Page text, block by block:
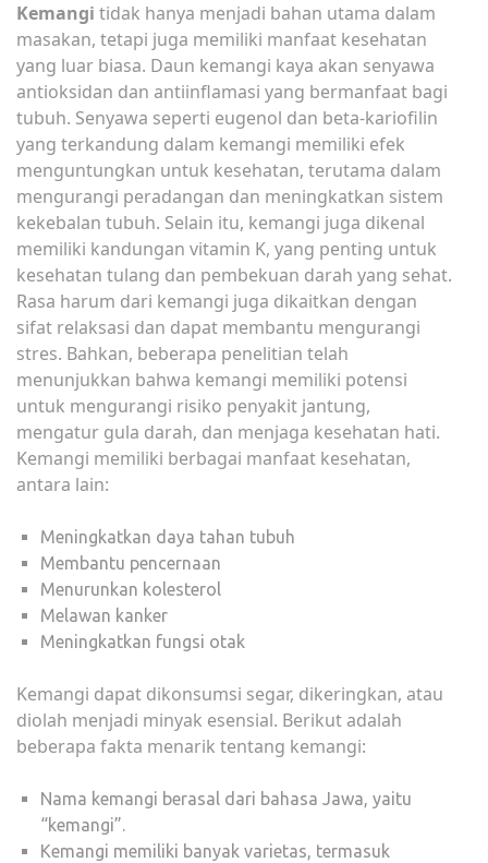
Kemangi tidak hanya menjadi bahan utama dalam
masakan, tetapi juga memiliki manfaat kesehatan
yang luar biasa. Daun kemangi kaya akan senyawa
antioksidan dan antiinflamasi yang bermanfaat bagi
tubuh. Senyawa seperti eugenol dan beta-kariofilin
yang terkandung dalam kemangi memiliki efek
menguntungkan untuk kesehatan, terutama dalam
mengurangi peradangan dan meningkatkan sistem
kekebalan tubuh. Selain itu, kemangi juga dikenal
memiliki kandungan vitamin K, yang penting untuk
kesehatan tulang dan pembekuan darah yang sehat.
Rasa harum dari kemangi juga dikaitkan dengan
sifat relaksasi dan dapat membantu mengurangi
stres. Bahkan, beberapa penelitian telah
menunjukkan bahwa kemangi memiliki potensi
untuk mengurangi risiko penyakit jantung,
mengatur gula darah, dan menjaga kesehatan hati.
Kemangi memiliki berbagai manfaat kesehatan,
antara lain:
Meningkatkan daya tahan tubuh
Membantu pencernaan
Menurunkan kolesterol
Melawan kanker
Meningkatkan fungsi otak
Kemangi dapat dikonsumsi segar, dikeringkan, atau
diolah menjadi minyak esensial. Berikut adalah
beberapa fakta menarik tentang kemangi:
Nama kemangi berasal dari bahasa Jawa, yaitu
“kemangi”.
Kemangi memiliki banyak varietas, termasuk